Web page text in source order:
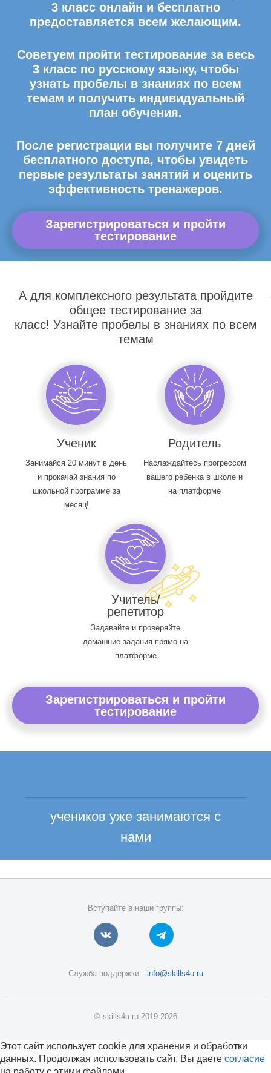
3 класс онлайн и бесплатно
предоставляется всем желающим.
Советуем пройти тестирование за весь
3 класс по русскому языку, чтобы
узнать пробелы в знаниях по всем
темам и получить индивидуальный
план обучения.
После регистрации вы получите 7 дней
бесплатного доступа, чтобы увидеть
первые результаты занятий и оценить
эффективность тренажеров.
Зарегистрироваться и пройти
тестирование
А для комплексного результата пройдите
общее тестирование за
класс! Узнайте пробелы в знаниях по всем
темам
Ученик
Занимайся 20 минут в день
и прокачай знания по
школьной программе за
месяц!
Родитель
Наслаждайтесь прогрессом
вашего ребенка в школе и
на платформе
Учитель/
репетитор
Задавайте и проверяйте
домашние задания прямо на
платформе
Зарегистрироваться и пройти
тестирование
учеников уже занимаются с
нами
Вступайте в наши группы:
Служба поддержки: info@skills4u.ru
© skills4u.ru 2019-2026
Этот сайт использует cookie для хранения и обработки
данных. Продолжая использовать сайт, Вы даете согласие